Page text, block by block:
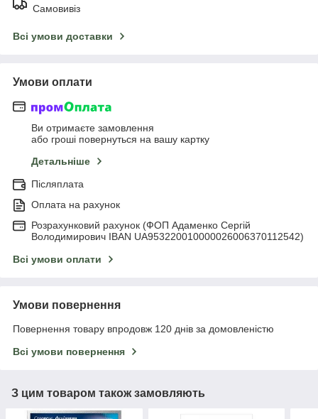
Самовивіз
Всі умови доставки
Умови оплати
Ви отримаєте замовлення
або гроші повернуться на вашу картку
Детальніше
Післяплата
Оплата на рахунок
Розрахунковий рахунок (ФОП Адаменко Сергій
Володимирович IBAN UA953220010000026006370112542)
Всі умови оплати
Умови повернення
Повернення товару впродовж 120 днів за домовленістю
Всі умови повернення
З цим товаром також замовляють